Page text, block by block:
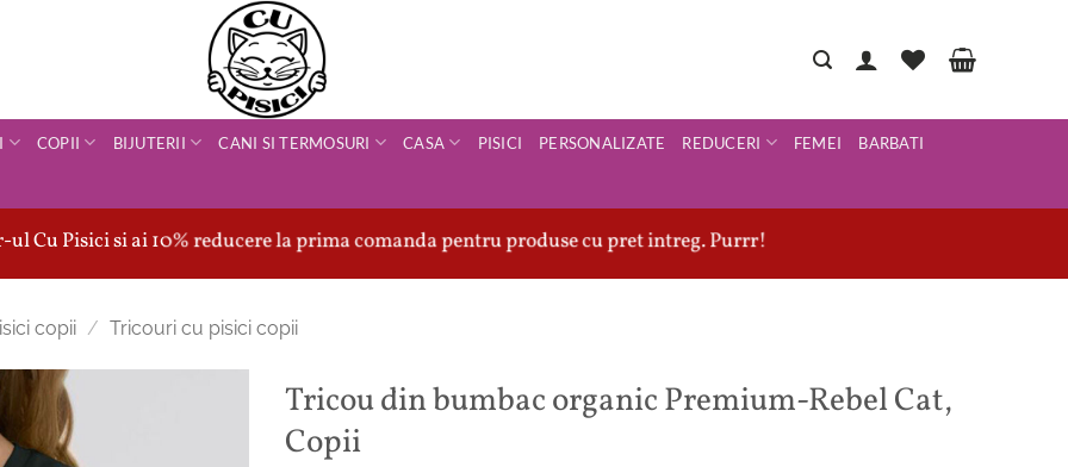
COPII BIJUTERII CANI SI TERMOSURI CASA PISICI PERSONALIZATE REDUCERI FEMEI BARBATI
Cu Pisici si ai 10% reducere la prima comanda pentru produse cu pret intreg. Purrr!
copii / Tricouri cu pisici copii
Tricou din bumbac organic Premium-Rebel Cat,
Copii